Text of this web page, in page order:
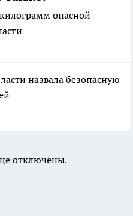
опасной
назвала безопасную
отключены.